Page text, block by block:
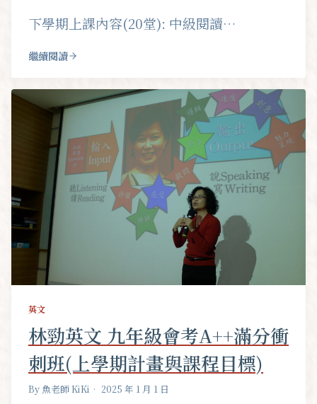
下學期上課內容(20堂): 中級閱讀…
繼續閱讀
英文
林勁英文 九年級會考A++滿分衝
刺班(上學期計畫與課程目標)
By 魚老師 KiKi • 2025 年 1 月 1 日